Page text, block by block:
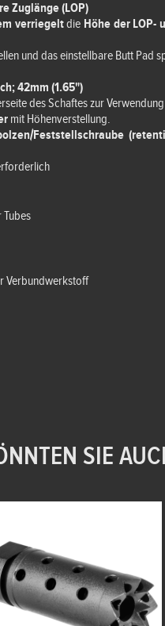
Zuglänge (LOP)
verriegeltdie Höhe der LOP-
und das einstellbare Butt Pad
42mm (1.65")
des Schaftes zur
mit Höhenverstellung.
Feststellschraube
Verbundwerkstoff
SIE